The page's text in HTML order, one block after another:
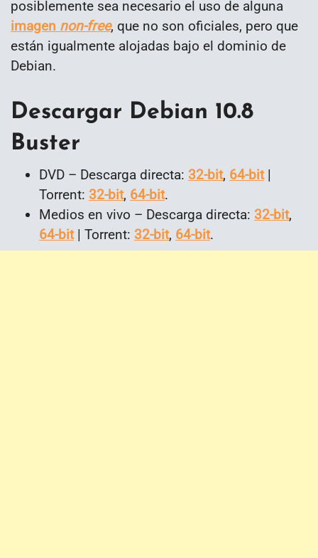
posiblemente sea necesario el uso de alguna
imagen non-free, que no son oficiales, pero que
están igualmente alojadas bajo el dominio de
Debian.
Descargar Debian 10.8
Buster
DVD – Descarga directa: 32-bit, 64-bit|
Torrent: 32-bit, 64-bit.
Medios en vivo – Descarga directa: 32-bit,
64-bit| Torrent: 32-bit, 64-bit.